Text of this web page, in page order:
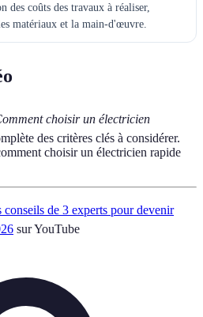
des coûts des travaux à réaliser,
matériaux et la main-d'œuvre.
choisir un électricien
des critères clés à considérer.
choisir un électricien rapide
conseils de 3 experts pour devenir
sur YouTube